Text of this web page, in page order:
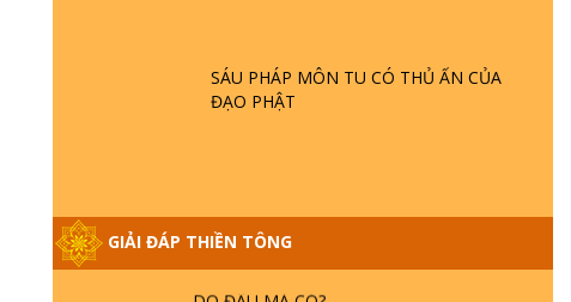
SÁU PHÁP MÔN TU CÓ THỦ ẤN CỦA
ĐẠO PHẬT
GIẢI ĐÁP THIỀN TÔNG
GIẢI ĐÁP THIỀN TÔNG ĐẶC BIỆT PHẦN 20